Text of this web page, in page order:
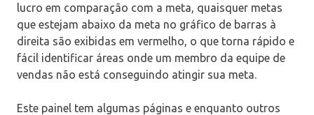
lucro em comparação com a meta, quaisquer metas
que estejam abaixo da meta no gráfico de barras à
direita são exibidas em vermelho, o que torna rápido e
fácil identificar áreas onde um membro da equipe de
vendas não está conseguindo atingir sua meta.
Este painel tem algumas páginas e enquanto outros